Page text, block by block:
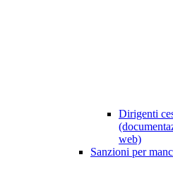
Dirigenti
web)
Sanzioni per